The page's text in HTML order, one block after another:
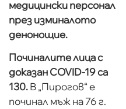
медицински персонал
през изминалото
денонощие.
Починалите лица с
доказан COVID-19 са
130.В „Пирогов“ е
починал мъж на 76 г.